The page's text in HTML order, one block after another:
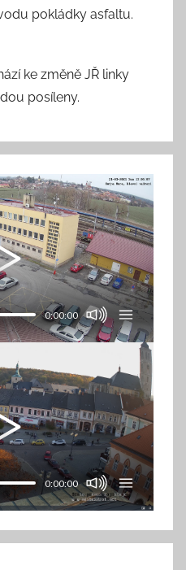
pokládky asfaltu.
ke změně JŘ linky
posíleny.
0:00:00
0:00:00